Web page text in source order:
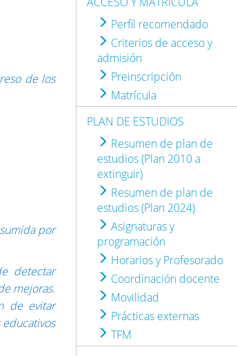
de los
por
detectar
mejoras.
de evitar
Perfil recomendado
Criterios de acceso y
admisión
Preinscripción
Matrícula
PLAN DE ESTUDIOS
Resumen de plan de
estudios (Plan 2010 a
extinguir)
Resumen de plan de
estudios (Plan 2024)
Asignaturas y
programación
Horarios y Profesorado
Coordinación docente
Movilidad
Prácticas externas
TFM